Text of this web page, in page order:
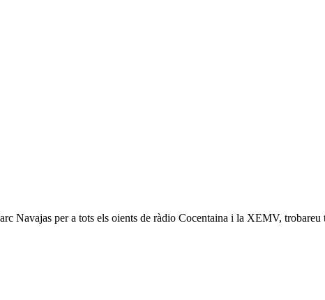
Navajas per a tots els oients de ràdio Cocentaina i la XEMV, trobareu